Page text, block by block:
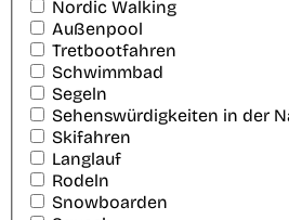
Nordic Walking
Außenpool
Tretbootfahren
Schwimmbad
Segeln
Sehenswürdigkeiten in der
Skifahren
Langlauf
Rodeln
Snowboarden